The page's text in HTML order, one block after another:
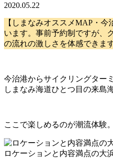
2020.05.22
【しまなみオススメMAP・
います。事前予約制ですが、
の流れの激しさを体感できます
今治港からサイクリングター
しまなみ海道ひとつ目の来島
ここで楽しめるのが潮流体験。
ロケーションと内容満点の大